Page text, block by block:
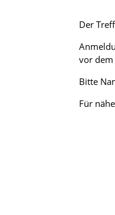
Der
vor
Bitte
Für